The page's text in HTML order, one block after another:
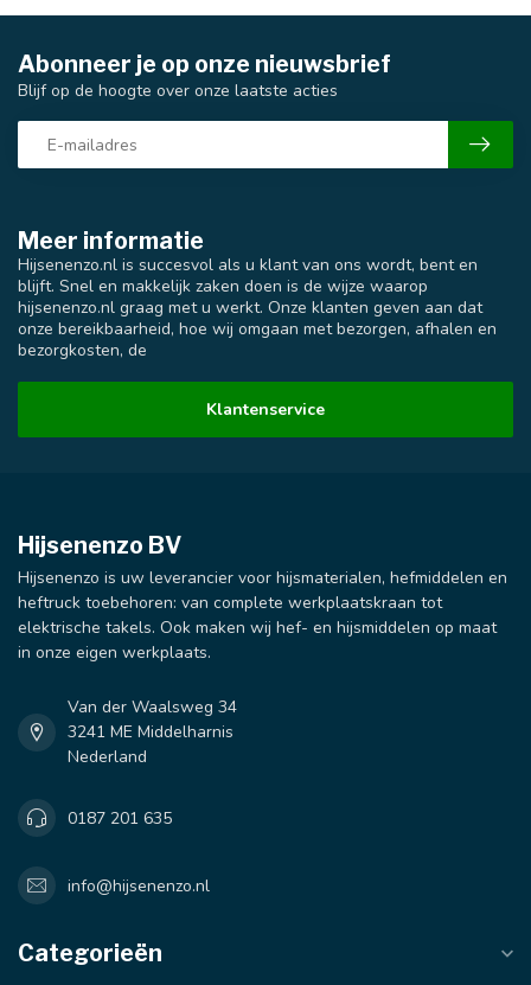
Meer informatie
Hijsenenzo.nl is succesvol als u klant van ons wordt, bent en
blijft. Snel en makkelijk zaken doen is de wijze waarop
hijsenenzo.nl graag met u werkt. Onze klanten geven aan dat
onze bereikbaarheid, hoe wij omgaan met bezorgen, afhalen en
bezorgkosten, de
Klantenservice
Abonneer je op onze nieuwsbrief
Blijf op de hoogte over onze laatste acties
Hijsenenzo BV
Hijsenenzo is uw leverancier voor hijsmaterialen, hefmiddelen en
heftruck toebehoren: van complete werkplaatskraan tot
elektrische takels. Ook maken wij hef- en hijsmiddelen op maat
in onze eigen werkplaats.
Van der Waalsweg 34
3241 ME Middelharnis
Nederland
0187 201 635
info@hijsenenzo.nl
Categorieën